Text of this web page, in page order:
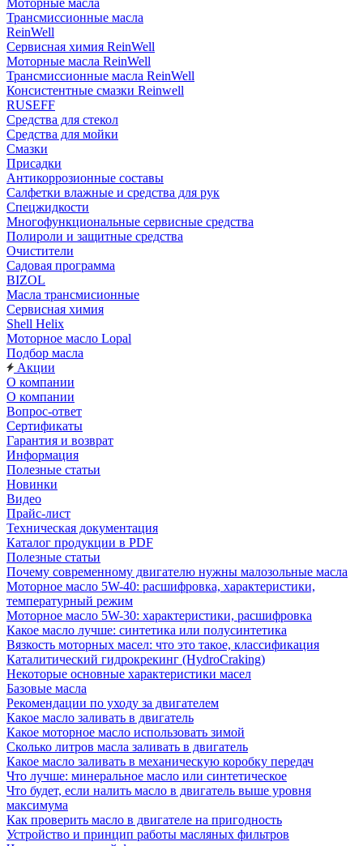
Моторные масла
Трансмиссионные масла
ReinWell
Сервисная химия ReinWell
Моторные масла ReinWell
Трансмиссионные масла ReinWell
Консистентные смазки Reinwell
RUSEFF
Средства для стекол
Средства для мойки
Смазки
Присадки
Антикоррозионные составы
Салфетки влажные и средства для рук
Спецжидкости
Многофункциональные сервисные средства
Полироли и защитные средства
Очистители
Садовая программа
BIZOL
Масла трансмисионные
Сервисная химия
Shell Helix
Моторное масло Lopal
Подбор масла
Акции
О компании
О компании
Вопрос-ответ
Сертификаты
Гарантия и возврат
Информация
Полезные статьи
Новинки
Видео
Прайс-лист
Техническая документация
Каталог продукции в PDF
Полезные статьи
Почему современному двигателю нужны малозольные масла
Моторное масло 5W-40: расшифровка, характеристики,
температурный режим
Моторное масло 5W-30: характеристики, расшифровка
Какое масло лучше: синтетика или полусинтетика
Вязкость моторных масел: что это такое, классификация
Каталитический гидрокрекинг (НydroСraking)
Некоторые основные характеристики масел
Базовые масла
Рекомендации по уходу за двигателем
Какое масло заливать в двигатель
Какое моторное масло использовать зимой
Сколько литров масла заливать в двигатель
Какое масло заливать в механическую коробку передач
Что лучше: минеральное масло или синтетическое
Что будет, если налить масло в двигатель выше уровня
максимума
Как проверить масло в двигателе на пригодность
Устройство и принцип работы масляных фильтров